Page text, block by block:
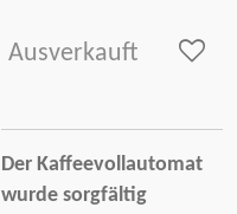
Ausverkauft
Der Kaffeevollautomat
wurde sorgfältig